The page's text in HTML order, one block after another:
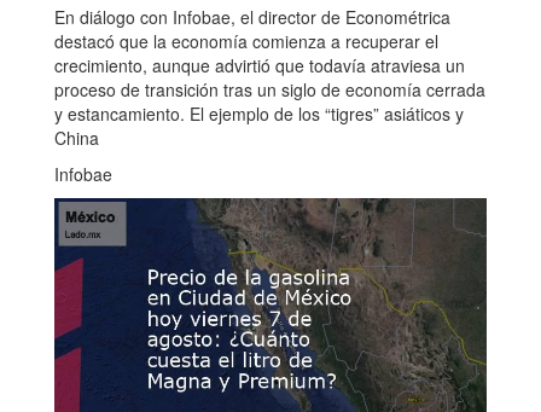
En diálogo con Infobae, el director de Econométrica
destacó que la economía comienza a recuperar el
crecimiento, aunque advirtió que todavía atraviesa un
proceso de transición tras un siglo de economía cerrada
y estancamiento. El ejemplo de los “tigres” asiáticos y
China
Infobae